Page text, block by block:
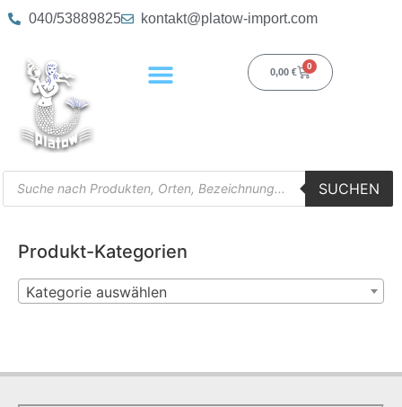
040/53889825 kontakt@platow-import.com
0,00 €
0
SUCHEN
Produkt-Kategorien
Kategorie auswählen